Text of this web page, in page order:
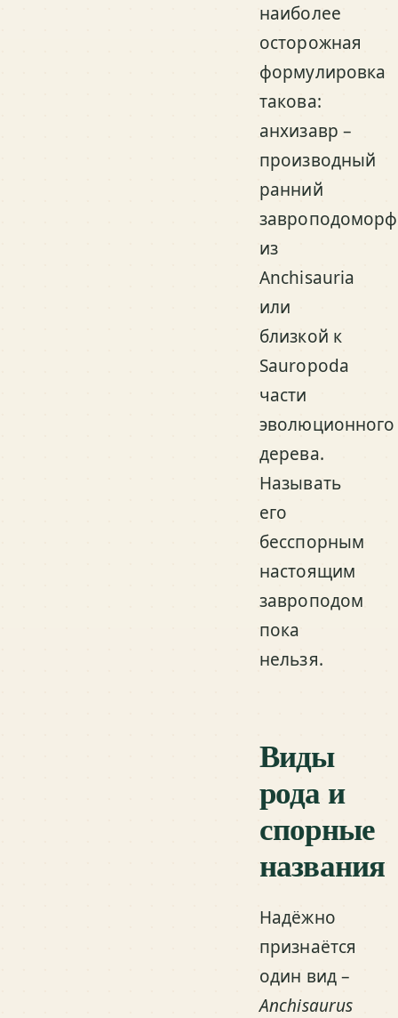
наиболее
осторожная
формулировка
такова:
анхизавр –
производный
ранний
завроподоморф
из
Anchisauria
или
близкой к
Sauropoda
части
эволюционного
дерева.
Называть
его
бесспорным
настоящим
завроподом
пока
нельзя.
Виды
рода и
спорные
названия
Надёжно
признаётся
один вид –
Anchisaurus